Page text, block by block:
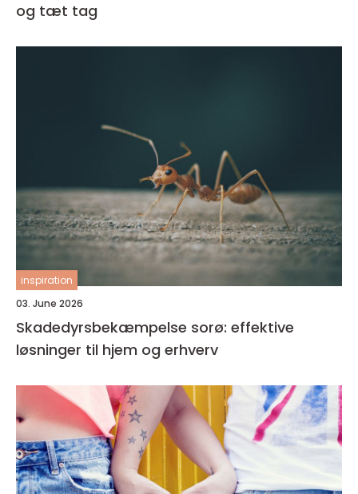
og tæt tag
inspiration
03. June 2026
Skadedyrsbekæmpelse sorø: effektive
løsninger til hjem og erhverv